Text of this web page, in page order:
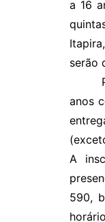
a 16
serão
anos
A
590,